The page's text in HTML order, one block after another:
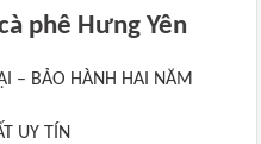
phê Hưng Yên
– BẢO HÀNH HAI NĂM
UY TÍN